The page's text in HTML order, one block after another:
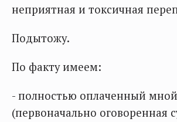
неприятная и токсичная
Подытожу.
По факту имеем:
- полностью оплаченный мной
(первоначально оговоренная